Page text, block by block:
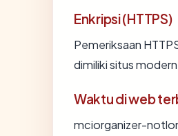
Enkripsi (HTTPS)
Pemeriksaan
dimiliki situs
Waktu di web
mciorganizer-